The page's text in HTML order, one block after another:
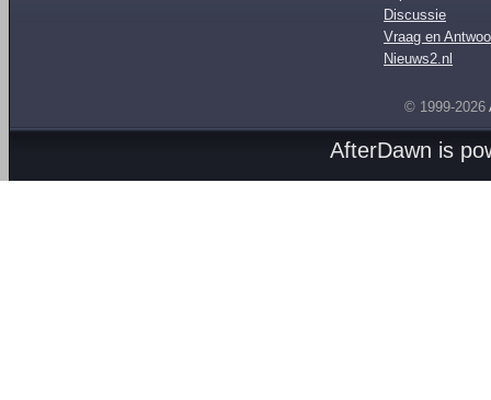
Discussie
Vraag en
Nieuws2.nl
© 1999-2026
AfterDawn is